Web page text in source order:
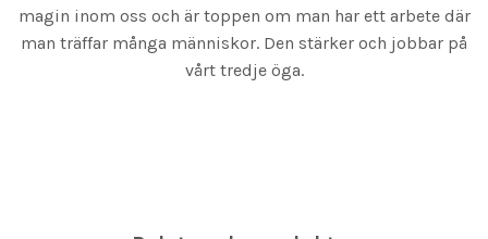
magin inom oss och är toppen om man har ett arbete där
man träffar många människor. Den stärker och jobbar på
vårt tredje öga.